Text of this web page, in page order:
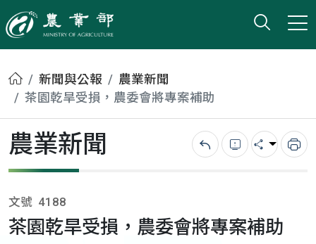
農業部
打開
小版
首頁新聞與公報
農業新聞
茶園乾旱受損，農委會將專案補助
農業新聞 回上一頁錯誤回報
分享 列
文號 4188
茶園乾旱受損，農委會將專案補助